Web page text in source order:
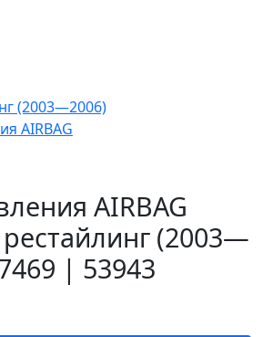
(2003—2006)
AIRBAG
AIRBAG
рестайлинг (2003—
| 53943